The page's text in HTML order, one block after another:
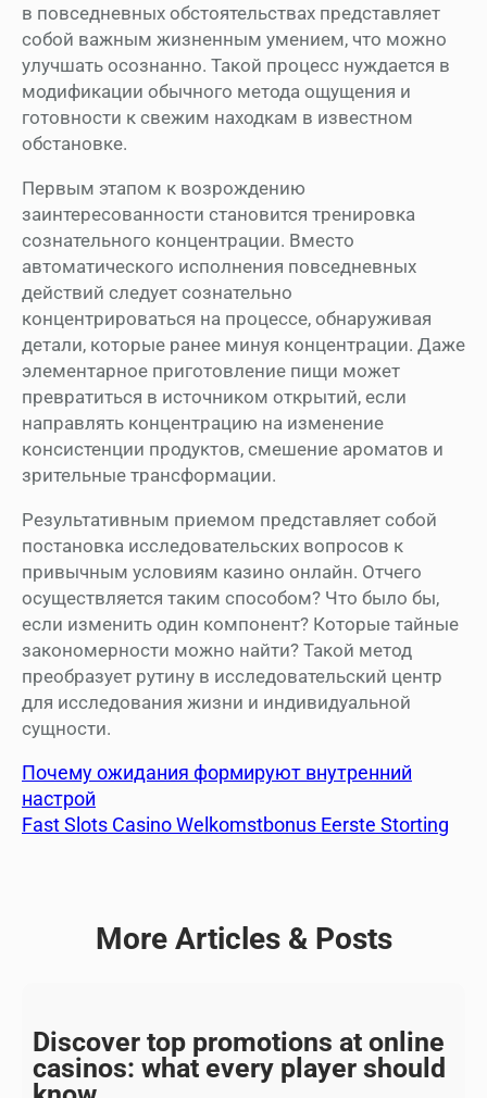
в повседневных обстоятельствах представляет
собой важным жизненным умением, что можно
улучшать осознанно. Такой процесс нуждается в
модификации обычного метода ощущения и
готовности к свежим находкам в известном
обстановке.
Первым этапом к возрождению
заинтересованности становится тренировка
сознательного концентрации. Вместо
автоматического исполнения повседневных
действий следует сознательно
концентрироваться на процессе, обнаруживая
детали, которые ранее минуя концентрации. Даже
элементарное приготовление пищи может
превратиться в источником открытий, если
направлять концентрацию на изменение
консистенции продуктов, смешение ароматов и
зрительные трансформации.
Результативным приемом представляет собой
постановка исследовательских вопросов к
привычным условиям казино онлайн. Отчего
осуществляется таким способом? Что было бы,
если изменить один компонент? Которые тайные
закономерности можно найти? Такой метод
преобразует рутину в исследовательский центр
для исследования жизни и индивидуальной
сущности.
Почему ожидания формируют внутренний
настрой
Fast Slots Casino Welkomstbonus Eerste Storting
More Articles & Posts
Discover top promotions at online
casinos: what every player should